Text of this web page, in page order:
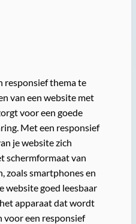
responsief thema te
van een website met
voor een goede
Met een responsief
je website zich
schermformaat van
zoals smartphones en
goed leesbaar
apparaat dat wordt
voor een responsief